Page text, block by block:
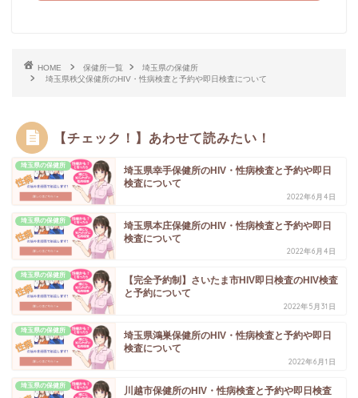
HOME 保健所一覧
埼玉県の保健所
埼玉県秩父保健所のHIV・性病検査と予約や即日検査について
【チェック！】あわせて読みたい！
埼玉県の保健所
埼玉県幸手保健所のHIV・性病検査と予約や即日
検査について
2022年6月4日
埼玉県の保健所
埼玉県本庄保健所のHIV・性病検査と予約や即日
検査について
2022年6月4日
埼玉県の保健所
【完全予約制】さいたま市HIV即日検査のHIV検査
と予約について
2022年5月31日
埼玉県の保健所
埼玉県鴻巣保健所のHIV・性病検査と予約や即日
検査について
2022年6月1日
埼玉県の保健所 川越市保健所のHIV・性病検査と予約や即日検査